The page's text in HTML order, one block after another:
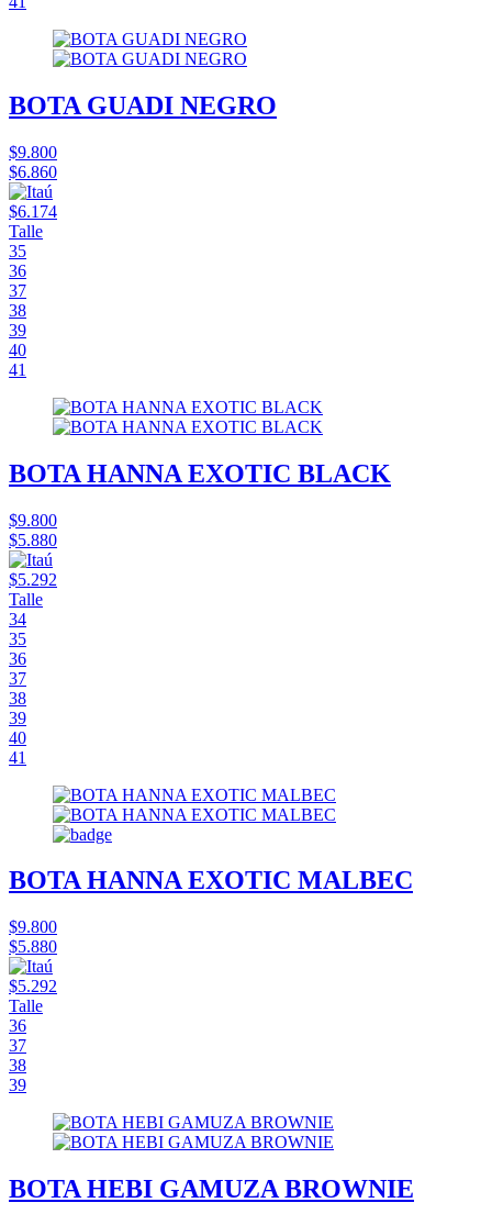
BOTA GUADI NEGRO
$9.800
$6.860
$6.174
Talle
35
36
37
38
39
40
41
BOTA HANNA EXOTIC BLACK
$9.800
$5.880
$5.292
Talle
34
35
36
37
38
39
40
41
BOTA HANNA EXOTIC MALBEC
$9.800
$5.880
$5.292
Talle
36
37
38
39
BOTA HEBI GAMUZA BROWNIE